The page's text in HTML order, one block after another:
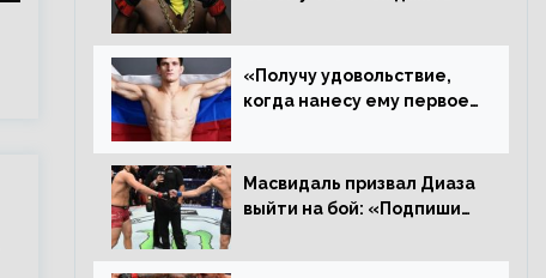
«Мне нужна пауза»,
сообщает Стерлинг
ответил Сехудо
«Получу удовольствие,
когда нанесу ему первое
Дэн Иге – про бой с
Евлоевым
Масвидаль призвал Диаза
выйти на бой: «Подпиши
повторим»